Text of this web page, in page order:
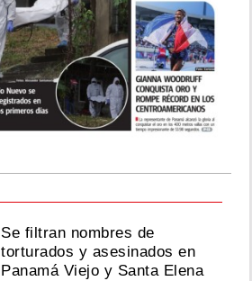
Se filtran nombres de
torturados y asesinados en
Panamá Viejo y Santa Elena